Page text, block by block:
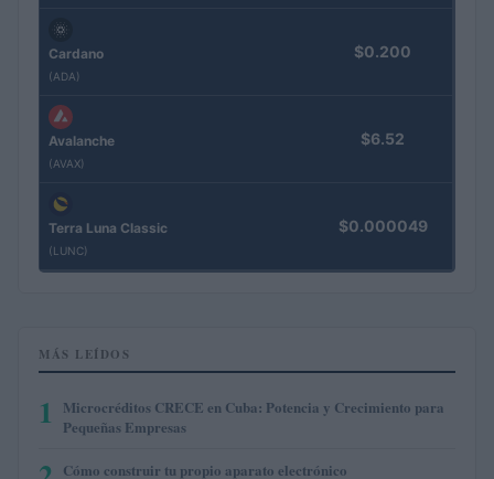
Cardano
(ADA)
$0.200
Avalanche
(AVAX)
$6.52
Terra Luna Classic
(LUNC)
$0.000049
MÁS LEÍDOS
1
Microcréditos CRECE en Cuba: Potencia y Crecimiento para
Pequeñas Empresas
Cómo construir tu propio aparato electrónico